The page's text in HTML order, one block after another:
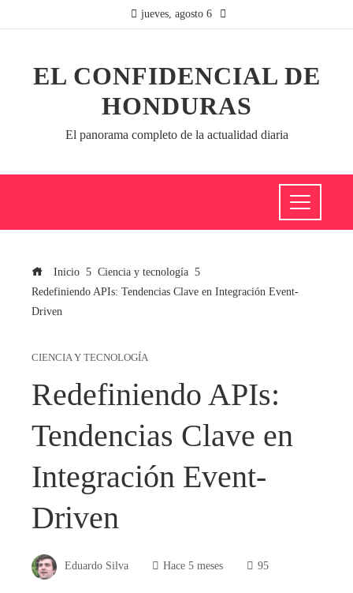
jueves, agosto 6
EL CONFIDENCIAL DE
HONDURAS
El panorama completo de la actualidad diaria
Inicio
Ciencia y tecnología
Redefiniendo APIs: Tendencias Clave en Integración Event-
Driven
CIENCIA Y TECNOLOGÍA
Redefiniendo APIs:
Tendencias Clave en
Integración Event-
Driven
Eduardo Silva Hace 5 meses 95